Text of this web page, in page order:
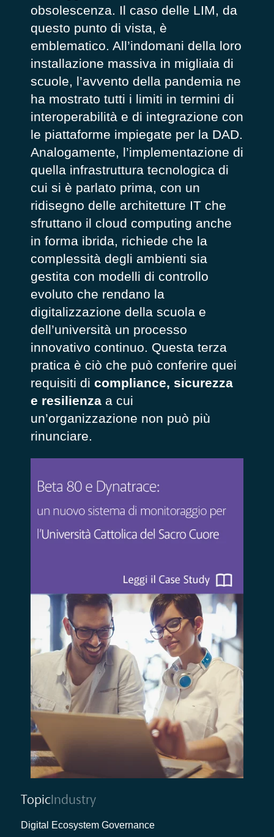
obsolescenza. Il caso delle LIM, da
questo punto di vista, è
emblematico. All’indomani della loro
installazione massiva in migliaia di
scuole, l’avvento della pandemia ne
ha mostrato tutti i limiti in termini di
interoperabilità e di integrazione con
le piattaforme impiegate per la DAD.
Analogamente, l’implementazione di
quella infrastruttura tecnologica di
cui si è parlato prima, con un
ridisegno delle architetture IT che
sfruttano il cloud computing anche
in forma ibrida, richiede che la
complessità degli ambienti sia
gestita con modelli di controllo
evoluto che rendano la
digitalizzazione della scuola e
dell’università un processo
innovativo continuo. Questa terza
pratica è ciò che può conferire quei
requisiti di compliance, sicurezza
e resilienza a cui
un’organizzazione non può più
rinunciare.
TopicIndustry
Digital Ecosystem Governance